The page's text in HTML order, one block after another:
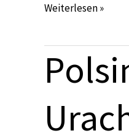
Weiterlesen »
–
Aalen